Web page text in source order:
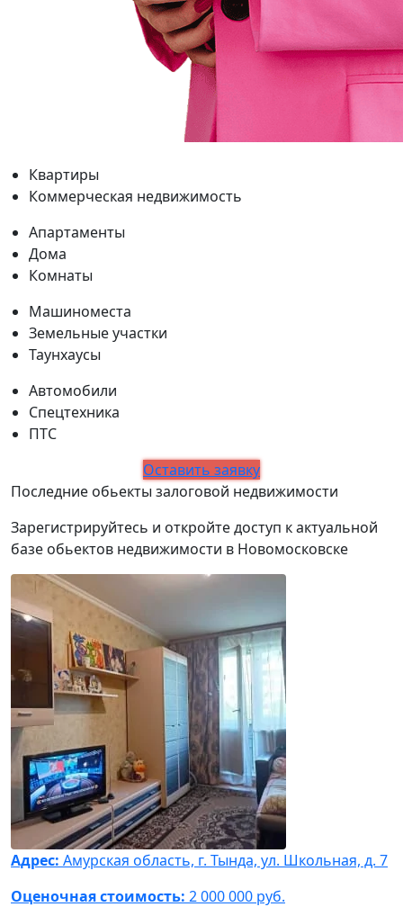
Квартиры
Коммерческая недвижимость
Апартаменты
Дома
Комнаты
Машиноместа
Земельные участки
Таунхаусы
Автомобили
Спецтехника
ПТС
Оставить заявку
Последние обьекты залоговой недвижимости
Зарегистрируйтесь и откройте доступ к актуальной
базе обьектов недвижимости в Новомосковске
Адрес: Амурская область, г. Тында, ул. Школьная, д. 7
Оценочная стоимость: 2 000 000 руб.